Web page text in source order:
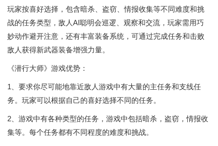
玩家按喜好选择，包含暗杀、盗窃、情报收集等不同难度和挑
战的任务类型，敌人AI聪明会巡逻、观察和交流，玩家需用巧
妙动作避开注意，还有丰富装备系统，可通过完成任务和击败
敌人获得新武器装备增强力量。
《潜行大师》游戏优势：
1、要求你尽可能地靠近敌人游戏中有大量的主任务和支线任
务。玩家可以根据自己的喜好选择不同的任务。
2、游戏中有各种类型的任务，游戏中包括暗杀，盗窃，情报收
集等。每个任务都有不同程度的难度和挑战。